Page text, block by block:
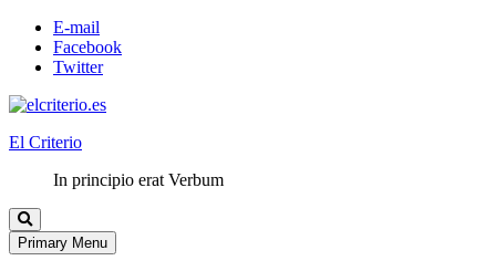
E-mail
Facebook
Twitter
El Criterio
In principio erat Verbum
Primary Menu